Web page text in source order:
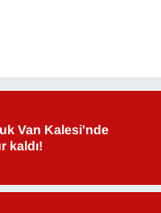
Van Kalesi'nde
kaldı!